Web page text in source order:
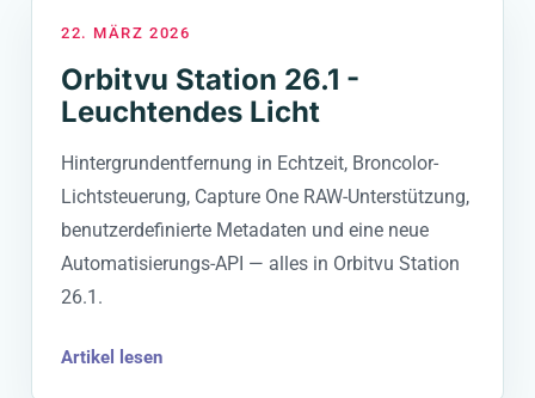
22. MÄRZ 2026
Orbitvu Station 26.1 -
Leuchtendes Licht
Hintergrundentfernung in Echtzeit, Broncolor-
Lichtsteuerung, Capture One RAW-Unterstützung,
benutzerdefinierte Metadaten und eine neue
Automatisierungs-API — alles in Orbitvu Station
26.1.
Artikel lesen